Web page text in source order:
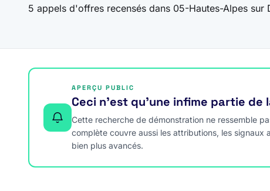
5 appels d'offres recensés dans 05-Hautes-Alpes sur
APERÇU PUBLIC
Ceci n’est qu’une infime partie
Cette recherche de démonstration ne ressemble
complète couvre aussi les attributions, les
bien plus avancés.